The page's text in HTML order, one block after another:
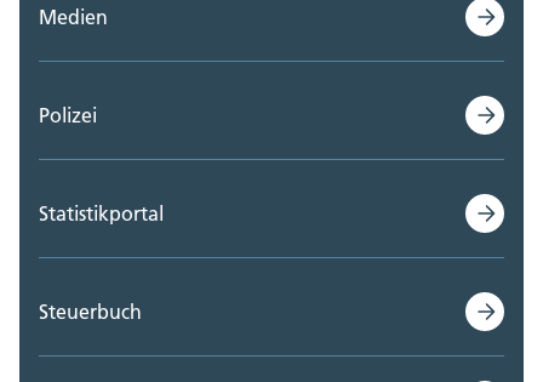
Medien
Polizei
Statistikportal
Steuerbuch